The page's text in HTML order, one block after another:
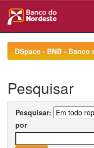
navigationDSpace - BNB -
Pesquisar
Pesquisar:
por